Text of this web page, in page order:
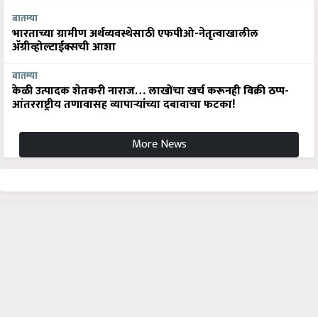
बातम्या
भारताच्या ग्रामीण अर्थव्यवस्थेसाठी एफपीओ-नेतृत्वाखालील
अ‍ॅग्रीव्होल्टाईक्सची आशा
बातम्या
केळी उत्पादक शेतकरी नाराज… लाखोंचा खर्च करूनही विक्री ठप्प-
आंतरराष्ट्रीय तणावासह व्यापाऱ्यांच्या दबावाचा फटका!
More News